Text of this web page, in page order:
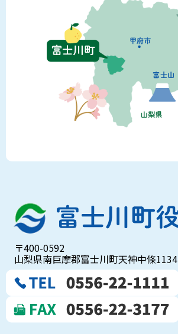
〒400-0592
山梨県南巨摩郡富士川町天神中條1134